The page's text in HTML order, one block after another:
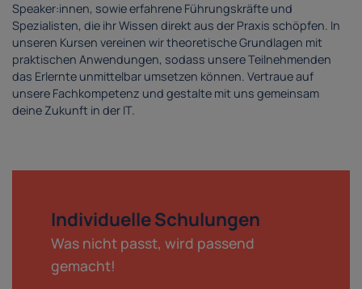
Speaker:innen, sowie erfahrene Führungskräfte und
Spezialisten, die ihr Wissen direkt aus der Praxis schöpfen. In
unseren Kursen vereinen wir theoretische Grundlagen mit
praktischen Anwendungen, sodass unsere Teilnehmenden
das Erlernte unmittelbar umsetzen können. Vertraue auf
unsere Fachkompetenz und gestalte mit uns gemeinsam
deine Zukunft in der IT.
Individuelle Schulungen
Was nicht passt, wird passend
gemacht!